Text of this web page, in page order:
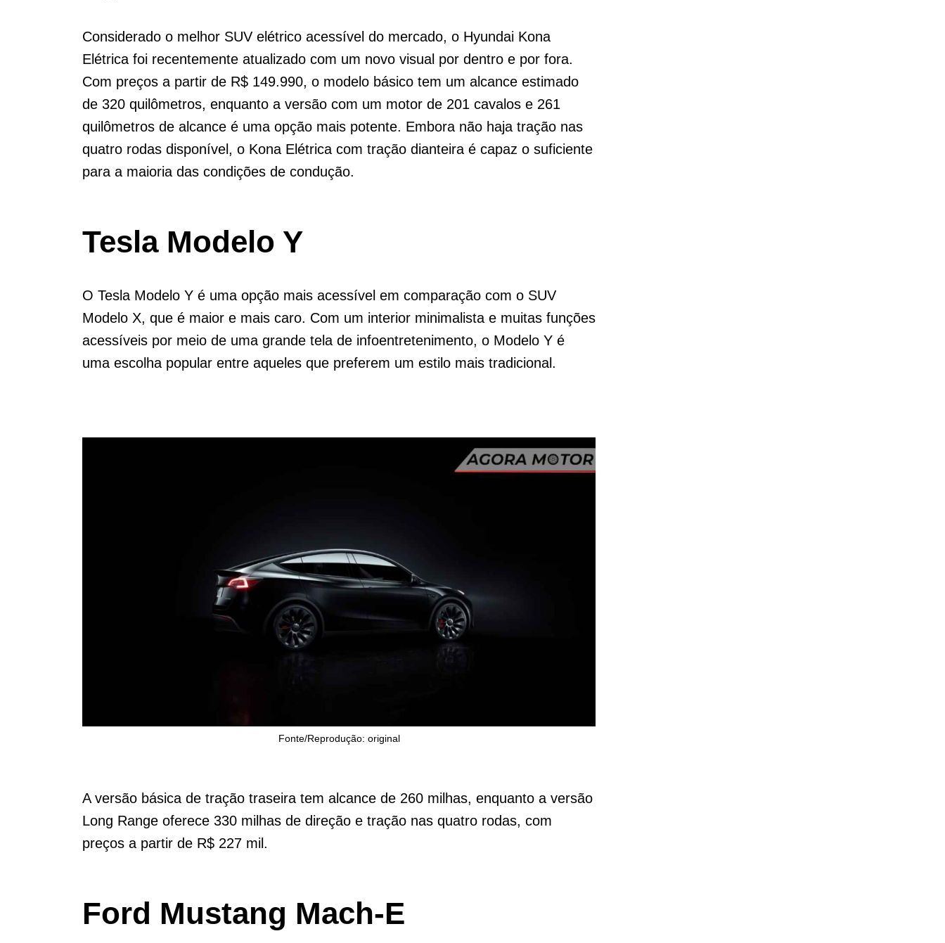
Considerado o melhor SUV elétrico acessível do mercado, o Hyundai Kona
Elétrica foi recentemente atualizado com um novo visual por dentro e por fora.
Com preços a partir de R$ 149.990, o modelo básico tem um alcance estimado
de 320 quilômetros, enquanto a versão com um motor de 201 cavalos e 261
quilômetros de alcance é uma opção mais potente. Embora não haja tração nas
quatro rodas disponível, o Kona Elétrica com tração dianteira é capaz o suficiente
para a maioria das condições de condução.
Tesla Modelo Y
O Tesla Modelo Y é uma opção mais acessível em comparação com o SUV
Modelo X, que é maior e mais caro. Com um interior minimalista e muitas funções
acessíveis por meio de uma grande tela de infoentretenimento, o Modelo Y é
uma escolha popular entre aqueles que preferem um estilo mais tradicional.
Fonte/Reprodução: original
A versão básica de tração traseira tem alcance de 260 milhas, enquanto a versão
Long Range oferece 330 milhas de direção e tração nas quatro rodas, com
preços a partir de R$ 227 mil.
Ford Mustang Mach-E